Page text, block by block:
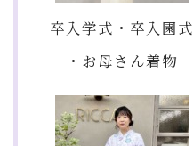
卒入学式・卒入園式
・お母さん着物